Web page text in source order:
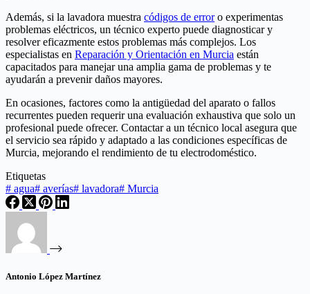
Además, si la lavadora muestra códigos de erroro experimentas
problemas eléctricos, un técnico experto puede diagnosticar y
resolver eficazmente estos problemas más complejos. Los
especialistas en Reparación y Orientación en Murcia están
capacitados para manejar una amplia gama de problemas y te
ayudarán a prevenir daños mayores.
En ocasiones, factores como la antigüedad del aparato o fallos
recurrentes pueden requerir una evaluación exhaustiva que solo un
profesional puede ofrecer. Contactar a un técnico local asegura que
el servicio sea rápido y adaptado a las condiciones específicas de
Murcia, mejorando el rendimiento de tu electrodoméstico.
Etiquetas
# agua# averías# lavadora# Murcia
Antonio López Martínez